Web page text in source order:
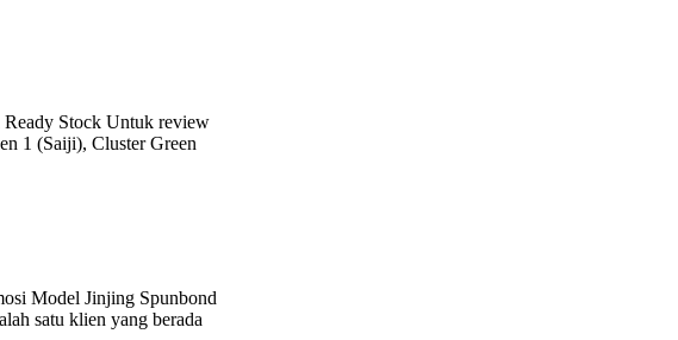
Ready Stock Untuk review
1 (Saiji), Cluster Green
Model Jinjing Spunbond
satu klien yang berada